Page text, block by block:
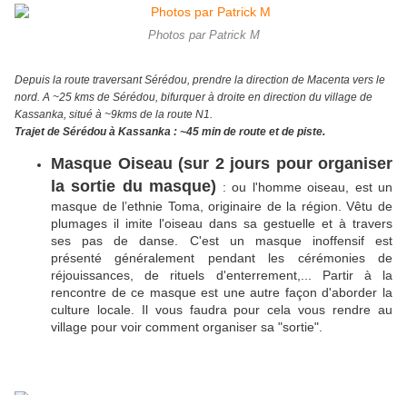
Photos par Patrick M
Depuis la route traversant Sérédou, prendre la direction de Macenta vers le
nord. A ~25 kms de Sérédou, bifurquer à droite en direction du village de
Kassanka, situé à ~9kms de la route N1.
Trajet de Sérédou à Kassanka : ~45 min de route et de piste.
Masque Oiseau (sur 2 jours pour organiser
la sortie du masque) : ou l'homme oiseau, est un
masque de l’ethnie Toma, originaire de la région. Vêtu de
plumages il imite l'oiseau dans sa gestuelle et à travers
ses pas de danse. C'est un masque inoffensif est
présenté généralement pendant les cérémonies de
réjouissances, de rituels d'enterrement,... Partir à la
rencontre de ce masque est une autre façon d'aborder la
culture locale. Il vous faudra pour cela vous rendre au
village pour voir comment organiser sa "sortie".